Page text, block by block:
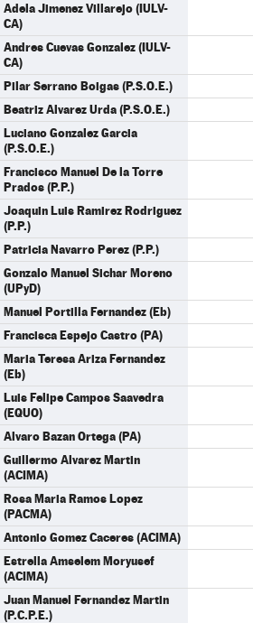
Adela Jimenez Villarejo (IULV-
CA)
Andres Cuevas Gonzalez (IULV-
CA)
Pilar Serrano Boigas (P.S.O.E.)
Beatriz Alvarez Urda (P.S.O.E.)
Luciano Gonzalez Garcia
(P.S.O.E.)
Francisco Manuel De la Torre
Prados (P.P.)
Joaquin Luis Ramirez Rodriguez
(P.P.)
Patricia Navarro Perez (P.P.)
Gonzalo Manuel Sichar Moreno
(UPyD)
Manuel Portilla Fernandez (Eb)
Francisca Espejo Castro (PA)
Maria Teresa Ariza Fernandez
(Eb)
Luis Felipe Campos Saavedra
(EQUO)
Alvaro Bazan Ortega (PA)
Guillermo Alvarez Martin
(ACIMA)
Rosa Maria Ramos Lopez
(PACMA)
Antonio Gomez Caceres (ACIMA)
Estrella Amselem Moryusef
(ACIMA)
Juan Manuel Fernandez Martin
(P.C.P.E.)